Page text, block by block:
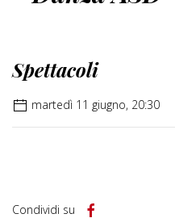
Spettacoli
martedì 11 giugno, 20:30
Condividi su